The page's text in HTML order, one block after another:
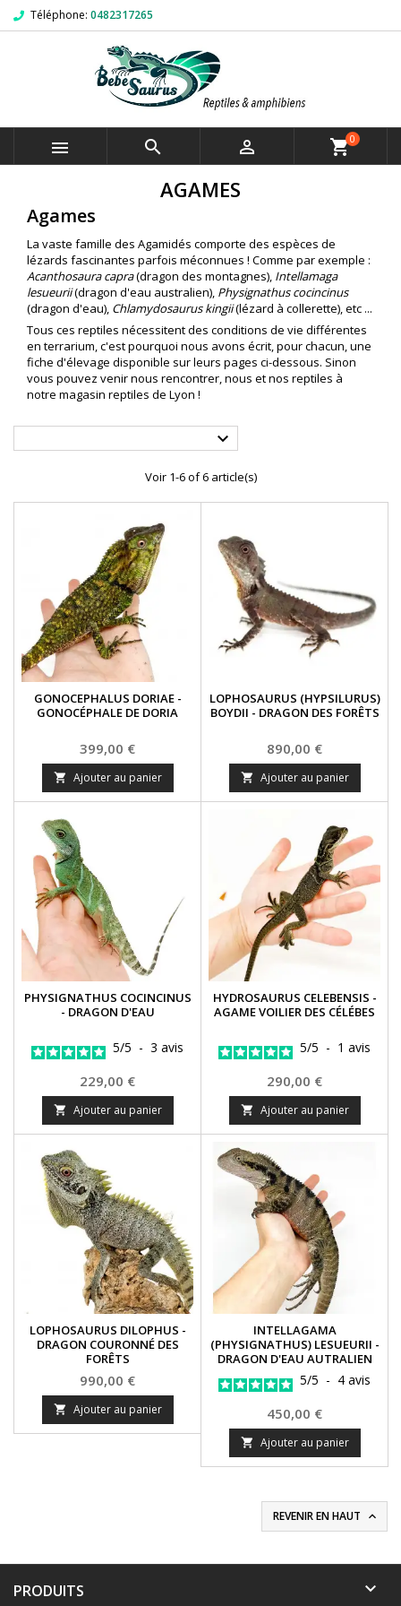
Téléphone: 0482317265
   shopping_cart0
AGAMES
Agames
La vaste famille des Agamidés comporte des espèces de
lézards fascinantes parfois méconnues ! Comme par exemple :
Acanthosaura capra(dragon des montagnes), Intellamaga
lesueurii(dragon d'eau australien), Physignathus cocincinus
(dragon d'eau), Chlamydosaurus kingii(lézard à collerette), etc ...
Tous ces reptiles nécessitent des conditions de vie différentes
en terrarium, c'est pourquoi nous avons écrit, pour chacun, une
fiche d'élevage disponible sur leurs pages ci-dessous. Sinon
vous pouvez venir nous rencontrer, nous et nos reptiles à
notre magasin reptiles de Lyon !

Voir 1-6 of 6 article(s)
GONOCEPHALUS DORIAE -
GONOCÉPHALE DE DORIA
Prix
399,00 €
 Ajouter au panier
LOPHOSAURUS (HYPSILURUS)
BOYDII - DRAGON DES FORÊTS
Prix
890,00 €
 Ajouter au panier
PHYSIGNATHUS COCINCINUS
- DRAGON D'EAU
5/5 - 3 avis
Prix
229,00 €
 Ajouter au panier
HYDROSAURUS CELEBENSIS -
AGAME VOILIER DES CÉLÉBES
5/5 - 1 avis
Prix
290,00 €
 Ajouter au panier
LOPHOSAURUS DILOPHUS -
DRAGON COURONNÉ DES
FORÊTS
Prix
990,00 €
 Ajouter au panier
INTELLAGAMA
(PHYSIGNATHUS) LESUEURII -
DRAGON D'EAU AUTRALIEN
5/5 - 4 avis
Prix
450,00 €
 Ajouter au panier
REVENIR EN HAUT 
PRODUITS 